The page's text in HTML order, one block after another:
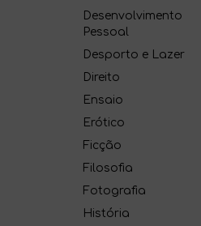
Desenvolvimento
Pessoal
Desporto e Lazer
Direito
Ensaio
Erótico
Ficção
Filosofia
Fotografia
História